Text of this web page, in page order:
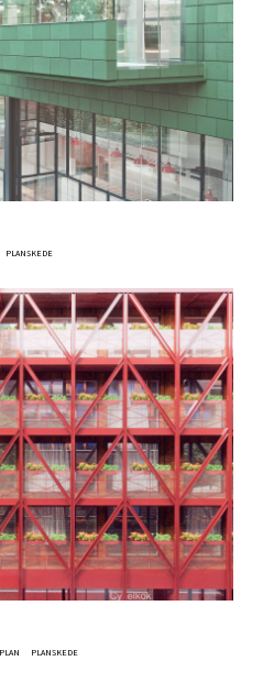
PLANSKEDE
PLANSKEDE